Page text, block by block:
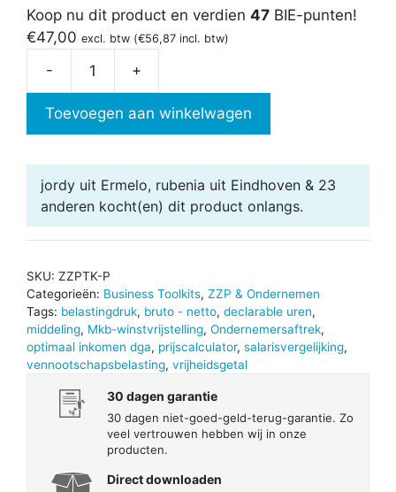
Koop nu dit product en verdien 47 BIE-punten!
€47,00 excl. btw (€56,87 incl. btw)
-
aantal
+
Toevoegen aan winkelwagen
jordy uit Ermelo, rubenia uit Eindhoven & 23
anderen kocht(en) dit product onlangs.
SKU: ZZPTK-P
Categorieën: Business Toolkits, ZZP & Ondernemen
Tags: belastingdruk, bruto - netto, declarable uren,
middeling, Mkb-winstvrijstelling, Ondernemersaftrek,
optimaal inkomen dga, prijscalculator, salarisvergelijking,
vennootschapsbelasting, vrijheidsgetal
30 dagen garantie
30 dagen niet-goed-geld-terug-garantie. Zo
veel vertrouwen hebben wij in onze
producten.
Direct downloaden